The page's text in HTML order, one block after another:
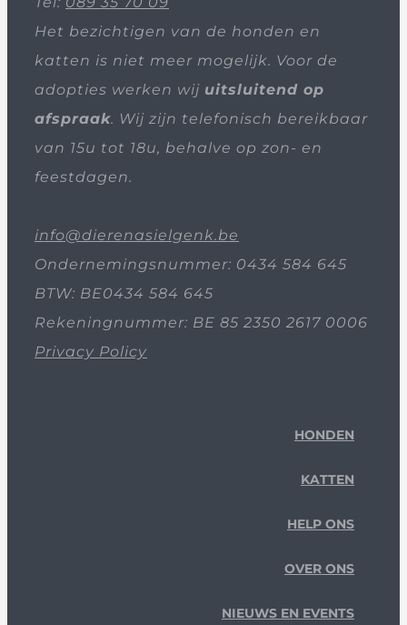
Het bezichtigen van de honden en
katten is niet meer mogelijk. Voor de
adopties werken wij uitsluitend op
afspraak. Wij zijn telefonisch bereikbaar
van 15u tot 18u, behalve op zon- en
feestdagen.
info@dierenasielgenk.be
Ondernemingsnummer: 0434 584 645
BTW: BE0434 584 645
Rekeningnummer: BE 85 2350 2617 0006
Privacy Policy
HONDEN
KATTEN
HELP ONS
OVER ONS
NIEUWS EN EVENTS